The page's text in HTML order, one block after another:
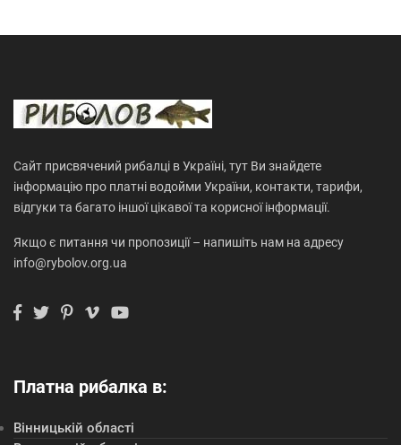
Сайт присвячений рибалці в Україні, тут Ви знайдете
інформацію про платні водойми України, контакти, тарифи,
відгуки та багато іншої цікавої та корисної інформації.
Якщо є питання чи пропозиції – напишіть нам на адресу
info@rybolov.org.ua
Платна рибалка в:
Вінницькій області